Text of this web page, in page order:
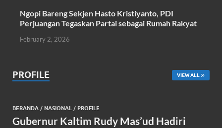
Ngopi Bareng Sekjen Hasto Kristiyanto, PDI
Perjuangan Tegaskan Partai sebagai Rumah Rakyat
February 2, 2026
PROFILE VIEW ALL
BERANDA / NASIONAL / PROFILE
Gubernur Kaltim Rudy Mas’ud Hadiri